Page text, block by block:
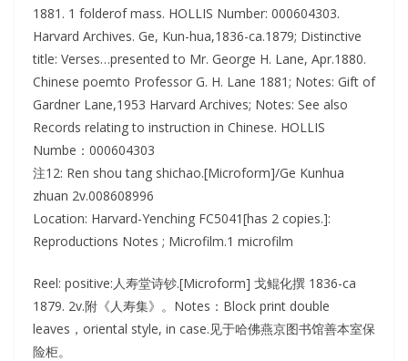
1881. 1 folderof mass. HOLLIS Number: 000604303.
Harvard Archives. Ge, Kun-hua,1836-ca.1879; Distinctive
title: Verses…presented to Mr. George H. Lane, Apr.1880.
Chinese poemto Professor G. H. Lane 1881; Notes: Gift of
Gardner Lane,1953 Harvard Archives; Notes: See also
Records relating to instruction in Chinese. HOLLIS
Numbe：000604303
注12: Ren shou tang shichao.[Microform]/Ge Kunhua
zhuan 2v.008608996
Location: Harvard-Yenching FC5041[has 2 copies.]:
Reproductions Notes ; Microfilm.1 microfilm
Reel: positive:人寿堂诗钞.[Microform] 戈鲲化撰 1836-ca
1879. 2v.附《人寿集》。Notes：Block print double
leaves，oriental style, in case.见于哈佛燕京图书馆善本室保
险柜。